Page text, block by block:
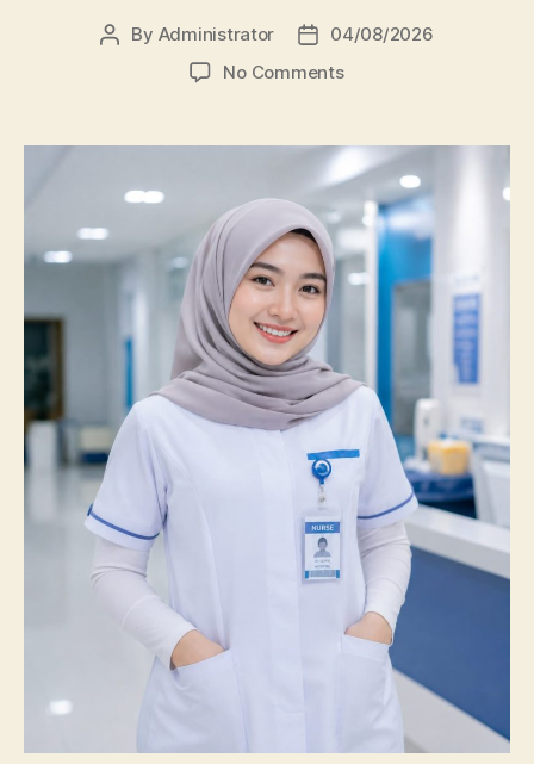
Post
By Administrator
Post04/08/2026
No Commentson
Unissula
Catatkan
Prestasi
Membanggakan,
100%
Mahasiswanya
Kompetensi
Nasional